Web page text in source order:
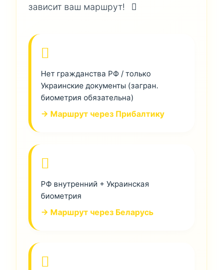
зависит ваш маршрут!
Нет гражданства РФ / только
Украинские документы (загран.
биометрия обязательна)
→ Маршрут через Прибалтику
РФ внутренний + Украинская
биометрия
→ Маршрут через Беларусь